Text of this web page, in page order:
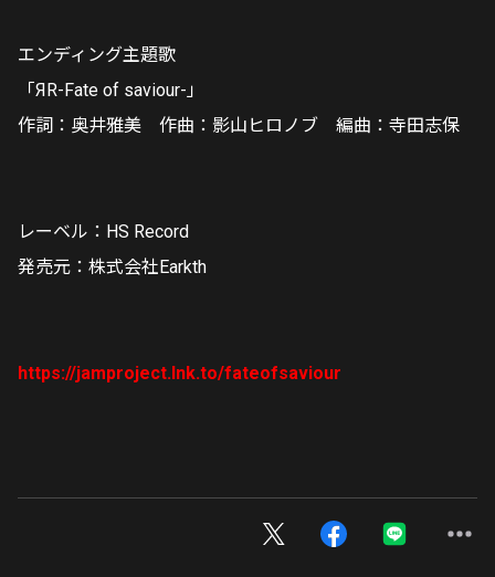
エンディング主題歌
「ЯR-Fate of saviour-」
作詞：奥井雅美 作曲：影山ヒロノブ 編曲：寺田志保
レーベル：HS Record
発売元：株式会社Earkth
https://jamproject.lnk.to/fateofsaviour